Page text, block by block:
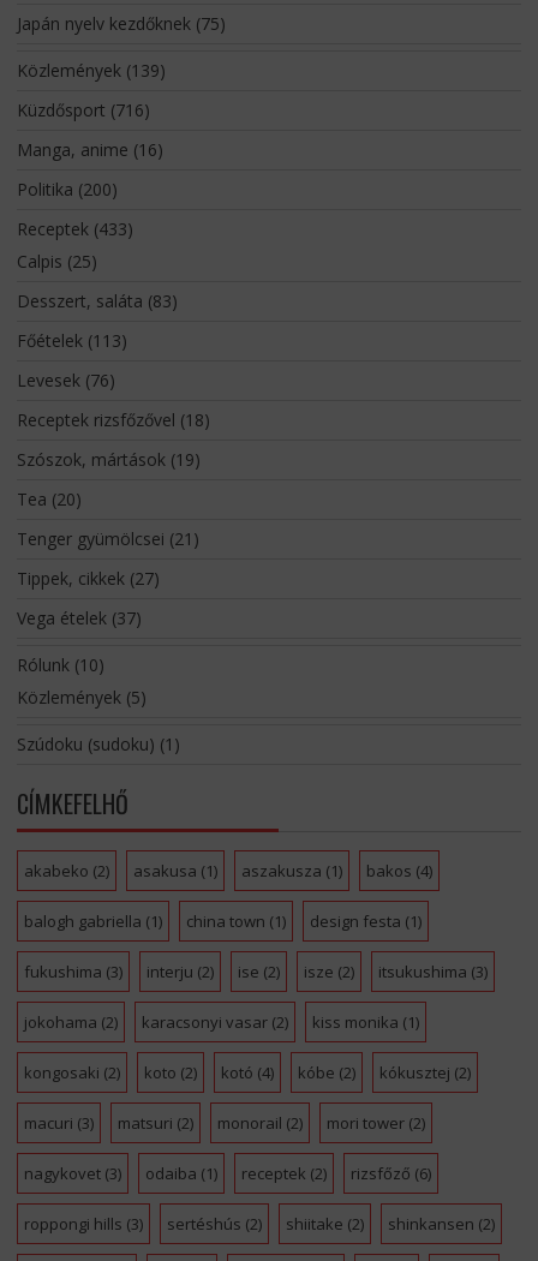
Japán nyelv kezdőknek(75)
Közlemények(139)
Küzdősport (716)
Manga, anime (16)
Politika (200)
Receptek(433)
Calpis (25)
Desszert, saláta (83)
Főételek(113)
Levesek(76)
Receptek rizsfőzővel (18)
Szószok, mártások(19)
Tea (20)
Tenger gyümölcsei (21)
Tippek, cikkek(27)
Vega ételek(37)
Rólunk(10)
Közlemények(5)
Szúdoku (sudoku) (1)
CÍMKEFELHŐ
akabeko (2) asakusa (1) aszakusza (1) bakos (4)
balogh gabriella (1) china town (1) design festa (1)
fukushima (3) interju (2) ise (2) isze (2) itsukushima (3)
jokohama (2) karacsonyi vasar(2) kiss monika (1)
kongosaki (2) koto (2) kotó (4) kóbe (2) kókusztej (2)
macuri (3) matsuri (2) monorail (2) mori tower(2)
nagykovet(3) odaiba (1) receptek (2) rizsfőző (6)
roppongi hills (3) sertéshús (2) shiitake (2) shinkansen (2)